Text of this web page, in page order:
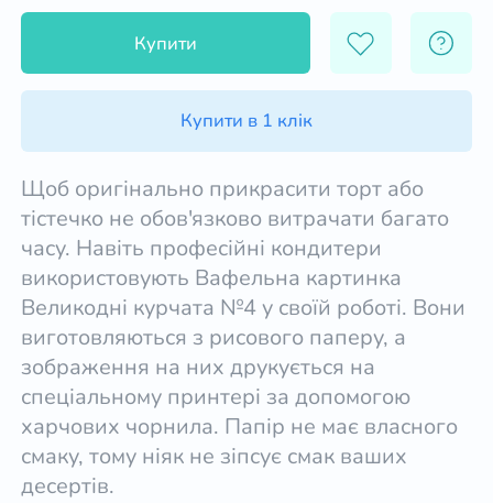
Купити
Купити в 1 клік
Щоб оригінально прикрасити торт або
тістечко не обов'язково витрачати багато
часу. Навіть професійні кондитери
використовують Вафельна картинка
Великодні курчата №4 у своїй роботі. Вони
виготовляються з рисового паперу, а
зображення на них друкується на
спеціальному принтері за допомогою
харчових чорнила. Папір не має власного
смаку, тому ніяк не зіпсує смак ваших
десертів.